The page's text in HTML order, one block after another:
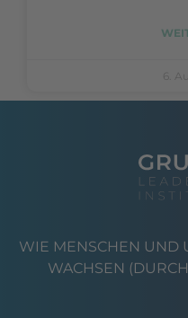
6.
WIE MENSCHEN UND
WACHSEN